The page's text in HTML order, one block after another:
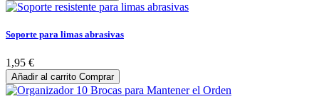
Soporte para limas abrasivas
1,95 €
Añadir al carrito Comprar